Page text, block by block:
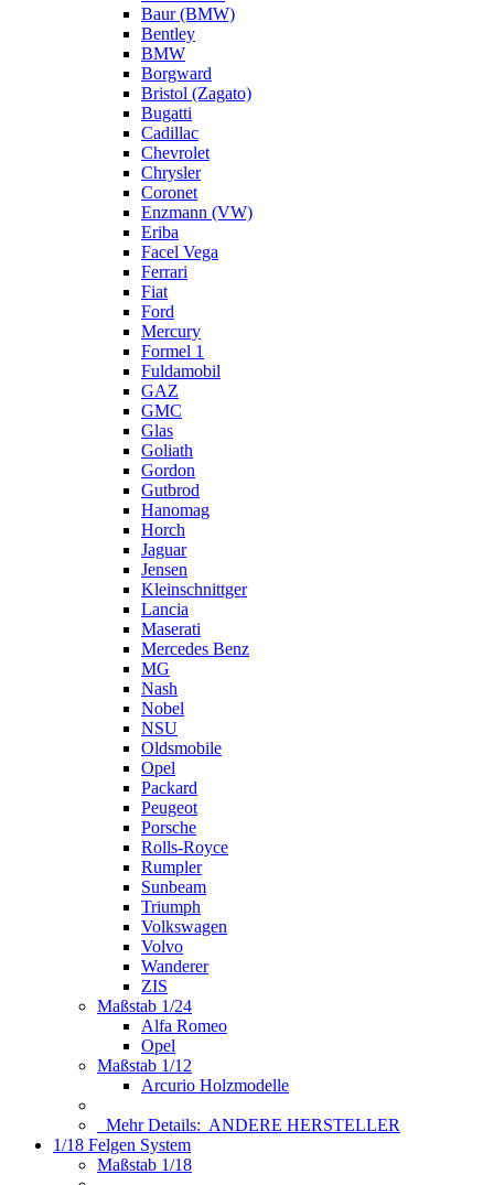
Baur (BMW)
Bentley
BMW
Borgward
Bristol (Zagato)
Bugatti
Cadillac
Chevrolet
Chrysler
Coronet
Enzmann (VW)
Eriba
Facel Vega
Ferrari
Fiat
Ford
Mercury
Formel 1
Fuldamobil
GAZ
GMC
Glas
Goliath
Gordon
Gutbrod
Hanomag
Horch
Jaguar
Jensen
Kleinschnittger
Lancia
Maserati
Mercedes Benz
MG
Nash
Nobel
NSU
Oldsmobile
Opel
Packard
Peugeot
Porsche
Rolls-Royce
Rumpler
Sunbeam
Triumph
Volkswagen
Volvo
Wanderer
ZIS
Maßstab 1/24
Alfa Romeo
Opel
Maßstab 1/12
Arcurio Holzmodelle
Mehr Details: ANDERE HERSTELLER
1/18 Felgen System
Maßstab 1/18